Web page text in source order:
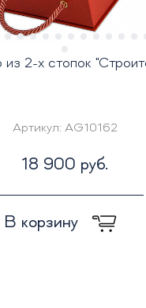
2-х стопок
Артикул: AG10162
18 900 руб.
В корзину